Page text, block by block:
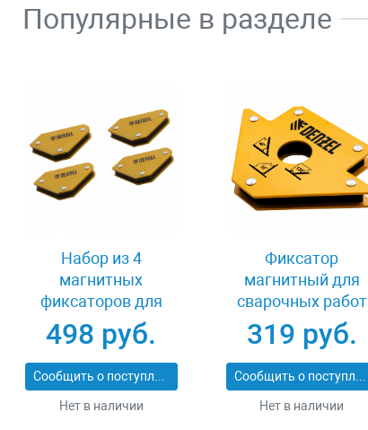
Популярные в разделе
Набор из 4
магнитных
фиксаторов для
сварочных работ
Denzel 97555
498 руб.
Сообщить о поступлении
Нет в наличии
Фиксатор
магнитный для
сварочных работ
усилие 50 Lb Denzel
97553
319 руб.
Сообщить о поступлении
Нет в наличии